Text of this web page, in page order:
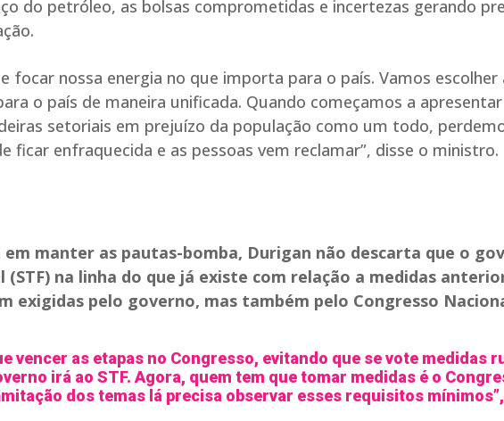
do petróleo, as bolsas comprometidas e incertezas gerando
focar nossa energia no que importa para o país. Vamos escolher
o país de maneira unificada. Quando começamos a
setoriais em prejuízo da população como um todo,
ficar enfraquecida e as pessoas vem reclamar”, disse o ministro.
em manter as pautas-bomba, Durigan não descarta que o
(STF) na linha do que já existe com relação a medidas
exigidas pelo governo, mas também pelo Congresso
vencer as etapas no Congresso, evitando que se vote medidas
irá ao STF. Agora, quem tem que tomar medidas é o
dos temas lá precisa observar esses requisitos